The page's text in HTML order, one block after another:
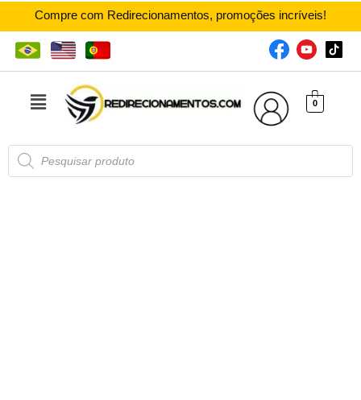
Compre com Redirecionamentos, promoções incríveis!
0